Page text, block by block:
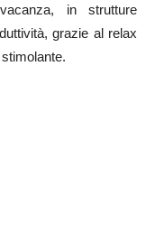
in strutture
grazie al relax